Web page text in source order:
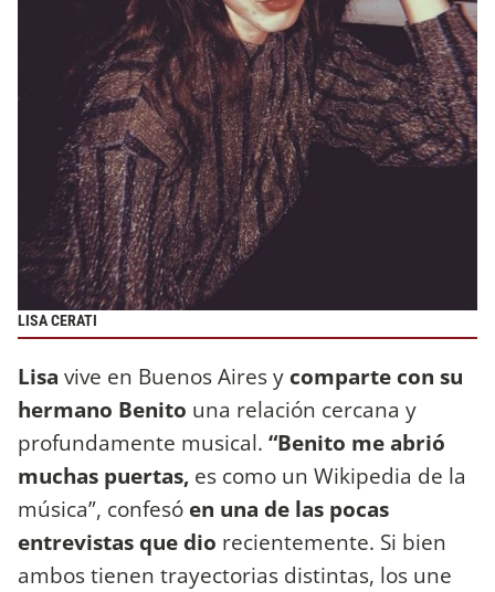
LISA CERATI
Lisa vive en Buenos Aires y comparte con su
hermano Benito una relación cercana y
profundamente musical. “Benito me abrió
muchas puertas, es como un Wikipedia de la
música”, confesó en una de las pocas
entrevistas que dio recientemente. Si bien
ambos tienen trayectorias distintas, los une